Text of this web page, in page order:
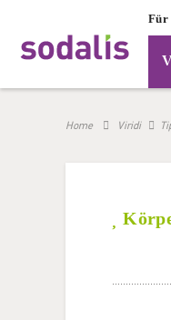
Für
Home Viridi